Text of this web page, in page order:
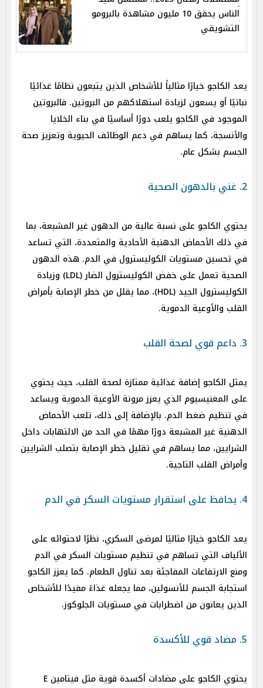
الناس يحقق 10 مليون مشاهدة بالبرومو
التشويقي
يعد الكاجو خيارًا مثالياً للأشخاص الذين يتبعون نظامًا غذائيًا
نباتيًا أو يسعون لزيادة استهلاكهم من البروتين. فالبروتين
الموجود في الكاجو يلعب دورًا أساسيًا في بناء الخلايا
والأنسجة، كما يساهم في دعم الوظائف الحيوية وتعزيز صحة
الجسم بشكل عام.
2. غني بالدهون الصحية
يحتوي الكاجو على نسبة عالية من الدهون غير المشبعة، بما
في ذلك الأحماض الدهنية الأحادية والمتعددة، التي تساعد
في تحسين مستويات الكوليسترول في الدم. هذه الدهون
الصحية تعمل على خفض الكوليسترول الضار (LDL) وزيادة
الكوليسترول الجيد (HDL)، مما يقلل من خطر الإصابة بأمراض
القلب والأوعية الدموية.
3. داعم قوي لصحة القلب
يمثل الكاجو إضافة غذائية ممتازة لصحة القلب، حيث يحتوي
على المغنيسيوم الذي يعزز مرونة الأوعية الدموية ويساعد
في تنظيم ضغط الدم. بالإضافة إلى ذلك، تلعب الأحماض
الدهنية غير المشبعة دورًا مهمًا في الحد من الالتهابات داخل
الشرايين، مما يساهم في تقليل خطر الإصابة بتصلب الشرايين
وأمراض القلب التاجية.
4. يحافظ على استقرار مستويات السكر في الدم
يعد الكاجو خيارًا مثاليًا لمرضى السكري، نظرًا لاحتوائه على
الألياف التي تساهم في تنظيم مستويات السكر في الدم
ومنع الارتفاعات المفاجئة بعد تناول الطعام. كما يعزز الكاجو
استجابة الجسم للأنسولين، مما يجعله غذاءً مفيدًا للأشخاص
الذين يعانون من اضطرابات في مستويات الجلوكوز.
5. مضاد قوي للأكسدة
يحتوي الكاجو على مضادات أكسدة قوية مثل فيتامين E